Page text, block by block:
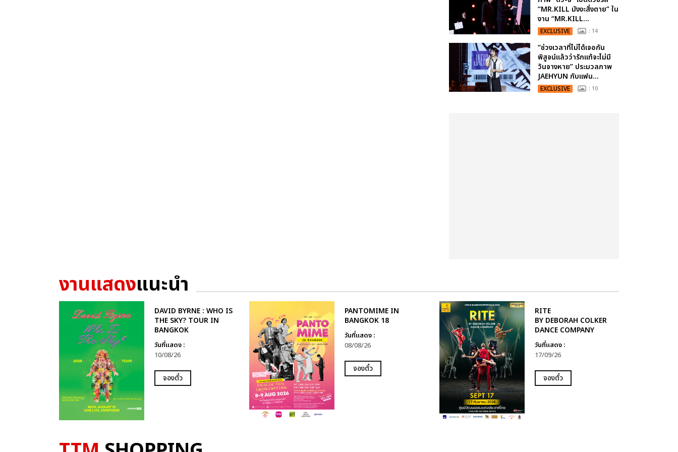
“MR.KILL มังงะสั่งตาย” ใน
งาน “MR.KILL...
EXCLUSIVE : 14
“ช่วงเวลาที่ไม่ได้เจอกัน
พิสูจน์แล้วว่ารักแท้จะไม่มี
วันจางหาย” ประมวลภาพ
JAEHYUN กับแฟน...
EXCLUSIVE : 10
งานแสดงแนะนำ
DAVID BYRNE : WHO IS
THE SKY? TOUR IN
BANGKOK
วันที่แสดง :
10/08/26
จองตั๋ว
PANTOMIME IN
BANGKOK 18
วันที่แสดง :
08/08/26
จองตั๋ว
RITE
BY DEBORAH COLKER
DANCE COMPANY
วันที่แสดง :
17/09/26
จองตั๋ว